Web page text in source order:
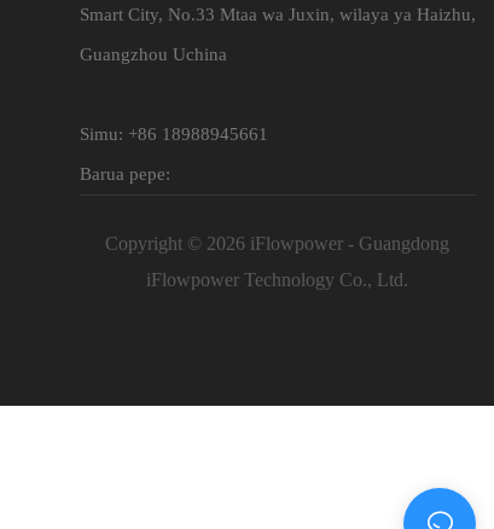
Smart City, No.33 Mtaa wa Juxin, wilaya ya Haizhu,
Guangzhou Uchina
Simu: +86 18988945661
Barua pepe:
Copyright © 2026 iFlowpower - Guangdong
iFlowpower Technology Co., Ltd.